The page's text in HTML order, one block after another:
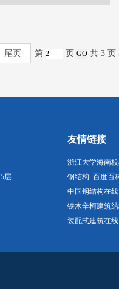
尾页 第 页 共 3 页
层
友情链接
浙江大学海南
钢结构_百度百
中国钢结构在线
铁木辛柯建筑
装配式建筑在线